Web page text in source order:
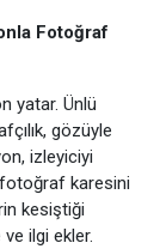
Fotoğraf
yatar. Ünlü
gözüyle
izleyiciyi
fotoğraf karesini
kesiştiği
ilgi ekler.